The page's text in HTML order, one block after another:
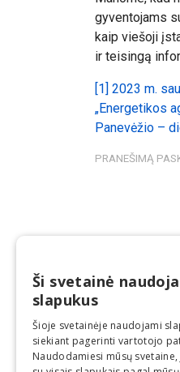
gyventojams
kaip viešoji
ir teisingą
[1] 2023 m.
„Energetikos
Panevėžio –
PRANEŠIMĄ
„BNS
pranešimų
Ši svetainė naudoja
slapukus
Šioje svetainėje naudojami
siekiant pagerinti vartotojo
Naudodamiesi mūsų